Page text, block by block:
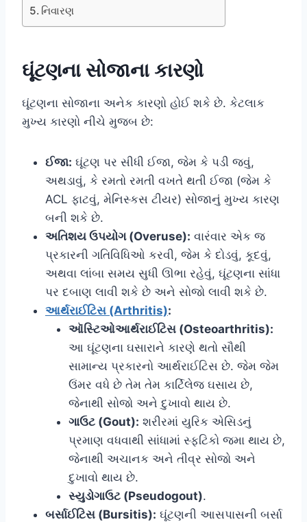
નિવારણ
ઘૂંટણના સોજાના કારણો
ઘૂંટણના સોજાના અનેક કારણો હોઈ શકે છે. કેટલાક
મુખ્ય કારણો નીચે મુજબ છે:
ઈજા: ઘૂંટણ પર સીધી ઈજા, જેમ કે પડી જવું,
અથડાવું, કે રમતો રમતી વખતે થતી ઈજા (જેમ કે
ACL ફાટવું, મેનિસ્કસ ટીયર) સોજાનું મુખ્ય કારણ
બની શકે છે.
અતિશય ઉપયોગ (Overuse): વારંવાર એક જ
પ્રકારની ગતિવિધિઓ કરવી, જેમ કે દોડવું, કૂદવું,
અથવા લાંબા સમય સુધી ઊભા રહેવું, ઘૂંટણના સાંધા
પર દબાણ લાવી શકે છે અને સોજો લાવી શકે છે.
આર્થરાઈટિસ (Arthritis):
ઑસ્ટિઓઆર્થરાઈટિસ (Osteoarthritis):
આ ઘૂંટણના ઘસારાને કારણે થતો સૌથી
સામાન્ય પ્રકારનો આર્થરાઈટિસ છે. જેમ જેમ
ઉંમર વધે છે તેમ તેમ કાર્ટિલેજ ઘસાય છે,
જેનાથી સોજો અને દુખાવો થાય છે.
ગાઉટ (Gout): શરીરમાં યુરિક એસિડનું
પ્રમાણ વધવાથી સાંધામાં સ્ફટિકો જમા થાય છે,
જેનાથી અચાનક અને તીવ્ર સોજો અને
દુખાવો થાય છે.
સ્યુડોગાઉટ (Pseudogout).
બર્સાઈટિસ (Bursitis): ઘૂંટણની આસપાસની બર્સા